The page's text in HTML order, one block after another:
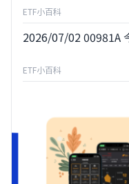
ETF小百科
2026/07/02 00981A
ETF小百科